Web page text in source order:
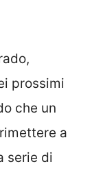
prossimi
che un
a
serie di